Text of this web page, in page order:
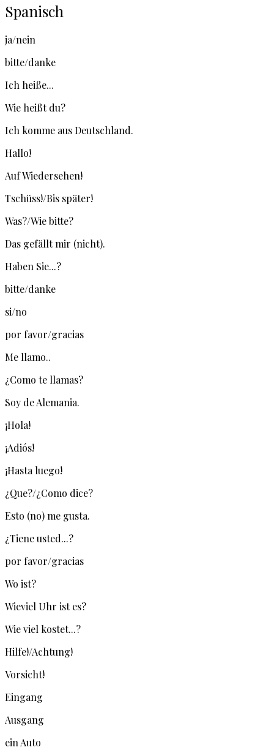
Spanisch
ja/nein
bitte/danke
Ich heiße...
Wie heißt du?
Ich komme aus Deutschland.
Hallo!
Auf Wiedersehen!
Tschüss!/Bis später!
Was?/Wie bitte?
Das gefällt mir (nicht).
Haben Sie...?
bitte/danke
si/no
por favor/gracias
Me llamo..
¿Como te llamas?
Soy de Alemania.
¡Hola!
¡Adiós!
¡Hasta luego!
¿Que?/¿Como dice?
Esto (no) me gusta.
¿Tiene usted...?
por favor/gracias
Wo ist?
Wieviel Uhr ist es?
Wie viel kostet...?
Hilfe!/Achtung!
Vorsicht!
Eingang
Ausgang
ein Auto